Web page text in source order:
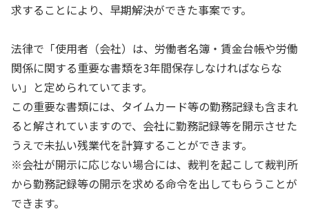
求することにより、早期解決ができた事案です。
法律で「使用者（会社）は、労働者名簿・賃金台帳や労働
関係に関する重要な書類を3年間保存しなければならな
い」と定められていてます。
この重要な書類には、タイムカード等の勤務記録も含まれ
ると解されていますので、会社に勤務記録等を開示させた
うえで未払い残業代を計算することができます。
※会社が開示に応じない場合には、裁判を起こして裁判所
から勤務記録等の開示を求める命令を出してもらうことが
できます。